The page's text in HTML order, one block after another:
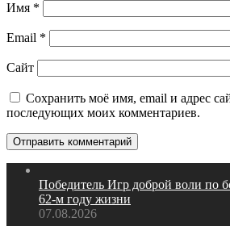
Имя *
Email *
Сайт
Сохранить моё имя, email и адрес
последующих моих комментариев.
Победитель Игр доброй воли по
62‑м году жизни
07.08.2026